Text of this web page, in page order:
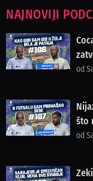
NAJNOVIJI
od
što
od